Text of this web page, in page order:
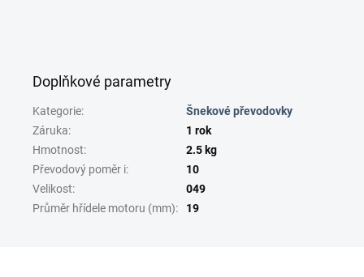
Doplňkové parametry
Kategorie:
Šnekové převodovky
Záruka:
1 rok
Hmotnost:
2.5 kg
Převodový poměr i:
10
Velikost:
049
Průměr hřídele motoru (mm): 19